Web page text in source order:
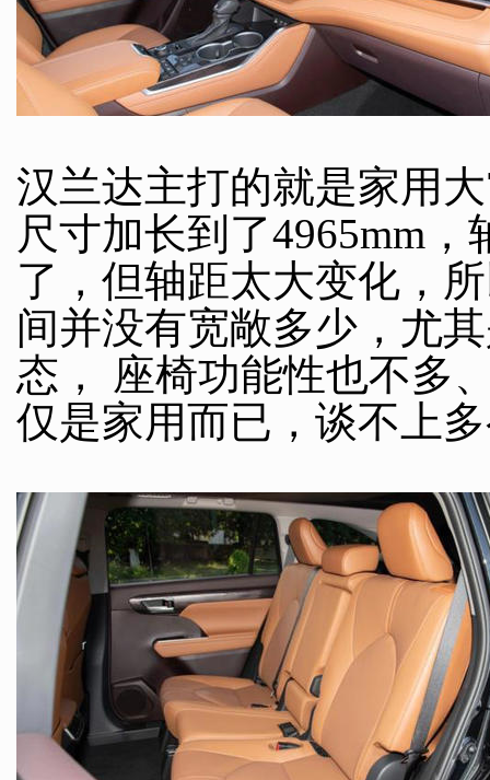
汉兰达主打的就是家用
尺寸加长到了4965mm
了，但轴距太大变化，
间并没有宽敞多少，尤
态， 座椅功能性也不多
仅是家用而已，谈不上